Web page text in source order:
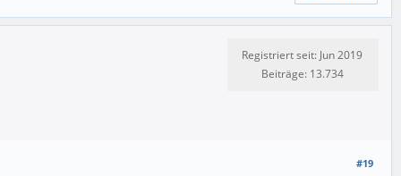
Registriert seit: Jun 2019
Beiträge: 13.734
#19